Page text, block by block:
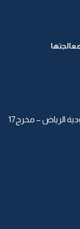
المكتب الرئيس المملكة العربية السعودية الرياض – مخرج17